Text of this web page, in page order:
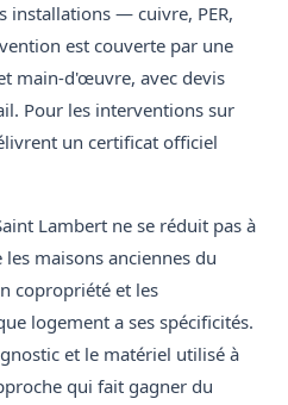
installations — cuivre, PER,
est couverte par une
main-d'œuvre, avec devis
Pour les interventions sur
un certificat officiel
Lambert ne se réduit pas à
maisons anciennes du
copropriété et les
logement a ses spécificités.
et le matériel utilisé à
qui fait gagner du